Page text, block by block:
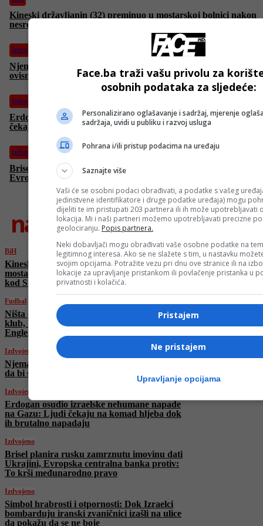
Kineski državljanin (32) preminuo u mostarskoj bolnici nakon
nesreće na gradilištu kod Stoca
Izdvojeno
Njemačka povećava uvoz kazahstanske nafte da bi smanjila
ovisnost o Rusiji
Izdvojeno
Erdogan osudio izraelske nehumane napade na Gazu: Ljudi
čekaju na komad hljeba dok ih brutalno napadaju
Izdvojeno
Brisel planira rusku zamrznutu imovinu dati Ukrajini,
Evropska centralna banka protiv: To krši međunarodno pravo
najnovije
BiH
Kineski državljanin (32) preminuo u
mostarskoj bolnici nakon nesreće na gradilištu
kod Stoca
Fudbal
Ništa od Sarajeva: Asmir Begović ima novi
klub, branit će za nekadašnjeg prvaka
Engleske
Izdvojeno
Njemačka povećava uvoz kazahstanske nafte
da bi smanjila ovisnost o Rusiji
Izdvojeno
Erdogan osudio izraelske nehumane napade
na Gazu: Ljudi čekaju na komad hljeba dok
ih brutalno napadaju
Izdvojeno
Brisel planira rusku zamrznutu imovinu dati
Ukrajini, Evropska centralna banka protiv:
To krši međunarodno pravo
Izdvojeno
Simbol hrabrosti i otpornosti: Dok Izraelci
bombarduju iranski zvaničnici izašli na ulice
da pokažu da se ne boje
Face.ba traži vašu privolu za
osobnih podataka za sljedeće:
Personalizirano oglašavanje i sadržaj, mjerenje
sadržaja, uvidi u publiku i razvoj usluga
Pohrana i/ili pristup podacima na uređaju
Saznajte više
Vaši će se osobni podaci obrađivati, a podatke s vašeg
jedinstvene identifikatore i druge podatke uređaja) mogu
dijeliti te im pristupati 203 partnera ili ih može upotrebljavati
lokacija. Mi i naši partneri možemo upotrebljavati precizne
geolociranju. Popis partnera.
Neki dobavljači mogu obrađivati vaše osobne podatke na
legitimnog interesa. Ako se ne slažete s tim, u nastavku
svojim opcijama. Potražite vezu pri dnu ove stranice ili na
lokacije za upravljanje pristankom ili povlačenje pristanka u
privatnosti i kolačića.
Pristajem
Ne pristajem
Upravljanje opcijama